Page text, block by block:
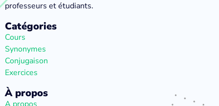
professeurs et étudiants.
Catégories
Cours
Synonymes
Conjugaison
Exercices
À propos